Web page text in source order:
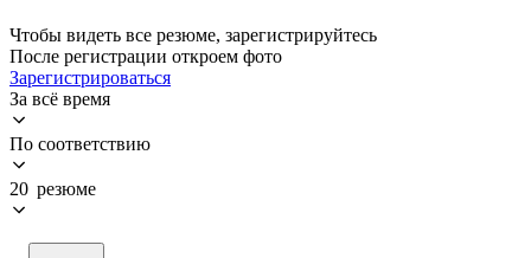
Чтобы видеть все резюме, зарегистрируйтесь
После регистрации откроем фото
Зарегистрироваться
За всё время
По соответствию
20 резюме